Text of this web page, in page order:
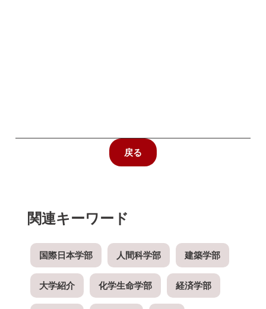
戻る
関連キーワード
国際日本学部 人間科学部 建築学部
大学紹介 化学生命学部 経済学部